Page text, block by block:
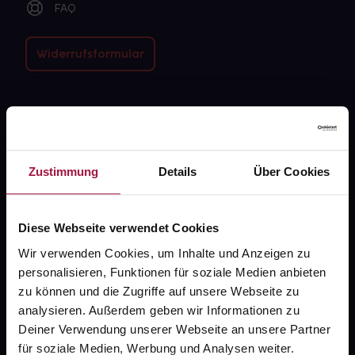
Zustimmung Details Über Cookies
Diese Webseite verwendet Cookies
Wir verwenden Cookies, um Inhalte und Anzeigen zu
personalisieren, Funktionen für soziale Medien anbieten
zu können und die Zugriffe auf unsere Webseite zu
analysieren. Außerdem geben wir Informationen zu
Deiner Verwendung unserer Webseite an unsere Partner
für soziale Medien, Werbung und Analysen weiter.
FAQ
Widerrufsformular
Karriere
Newsletter
Barrierefreiheitserklärung
PAYBACK
gesund-versorger.de
Sanitätshäuser